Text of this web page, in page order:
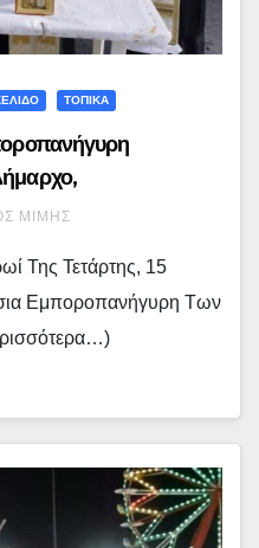
ΤΟΠΙΚΑ
Για Καλές
ΜΊΜΗΣ
Της Τετάρτης, 15
Εμποροπανήγυρη Των